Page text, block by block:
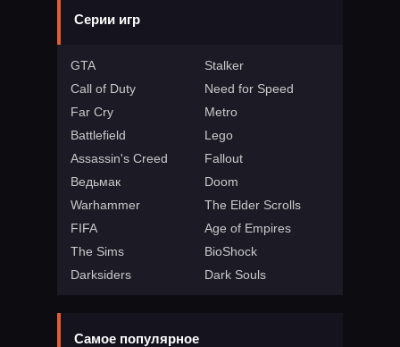
Серии игр
GTA
Stalker
Call of Duty
Need for Speed
Far Cry
Metro
Battlefield
Lego
Assassin's Creed
Fallout
Ведьмак
Doom
Warhammer
The Elder Scrolls
FIFA
Age of Empires
The Sims
BioShock
Darksiders
Dark Souls
Самое популярное